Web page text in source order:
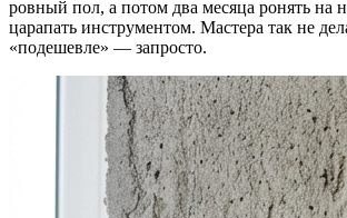
ровный пол, а потом два месяца ронять на
царапать инструментом. Мастера так не
«подешевле» — запросто.